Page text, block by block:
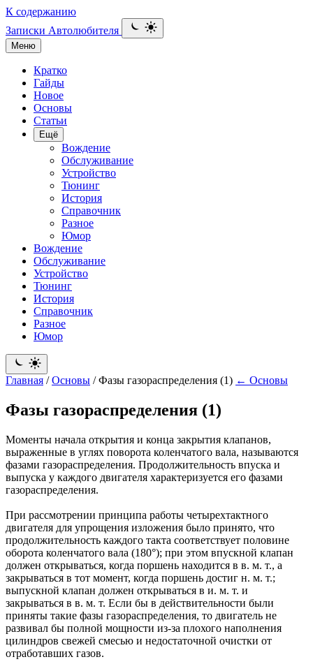
К содержанию
Записки Автолюбителя
Меню
Кратко
Гайды
Новое
Основы
Статьи
Ещё
Вождение
Обслуживание
Устройство
Тюнинг
История
Справочник
Разное
Юмор
Вождение
Обслуживание
Устройство
Тюнинг
История
Справочник
Разное
Юмор
Главная / Основы / Фазы газораспределения (1) ← Основы
Фазы газораспределения (1)
Моменты начала открытия и конца закрытия клапанов,
выраженные в углях поворота коленчатого вала, называются
фазами газораспределения. Продолжительность впуска и
выпуска у каждого двигателя характеризуется его фазами
газораспределения.
При рассмотрении принципа работы четырехтактного
двигателя для упрощения изложения было принято, что
продолжительность каждого такта соответствует половине
оборота коленчатого вала (180°); при этом впускной клапан
должен открываться, когда поршень находится в в. м. т., а
закрываться в тот момент, когда поршень достиг н. м. т.;
выпускной клапан должен открываться в и. м. т. и
закрываться в в. м. т. Если бы в действительности были
приняты такие фазы газораспределения, то двигатель не
развивал бы полной мощности из-за плохого наполнения
цилиндров свежей смесью и недостаточной очистки от
отработавших газов.